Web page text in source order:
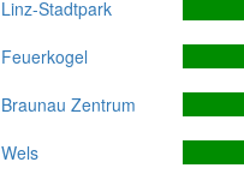
Linz-Stadtpark
Feuerkogel
Braunau Zentrum
Wels